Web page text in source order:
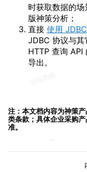
时获取数据的
版神策分析；
直接 使用
JDBC 协议与其
HTTP 查询 API
导出。
注：本文档内容为神策
类条款；具体企业采购
准。